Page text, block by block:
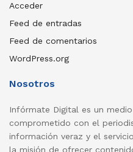
Acceder
Feed de entradas
Feed de comentarios
WordPress.org
Nosotros
Infórmate Digital es un
comprometido con el
información veraz y el
la misión de ofrecer